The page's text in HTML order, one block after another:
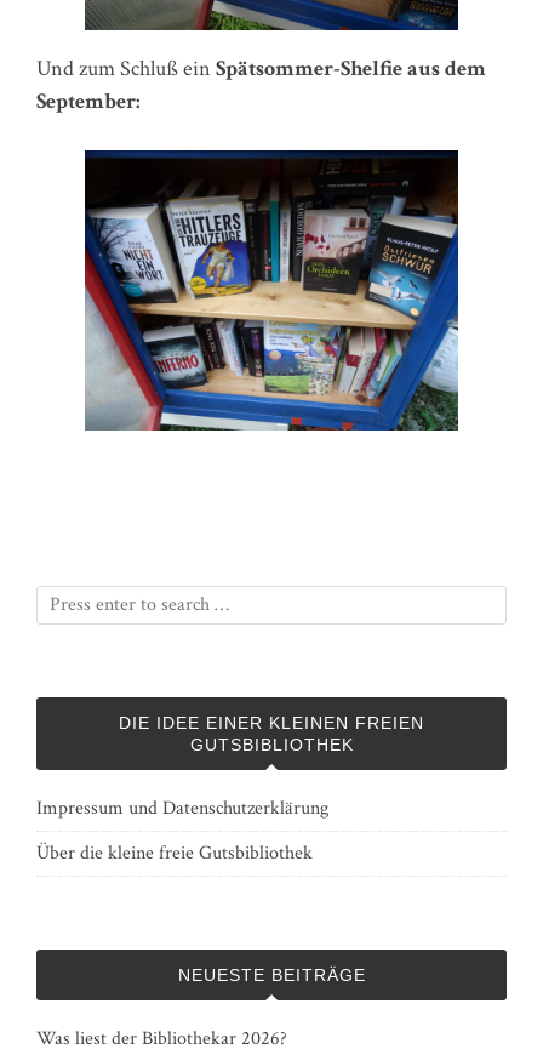
Und zum Schluß ein Spätsommer-Shelfie aus dem
September:
DIE IDEE EINER KLEINEN FREIEN
GUTSBIBLIOTHEK
Impressum und Datenschutzerklärung
Über die kleine freie Gutsbibliothek
NEUESTE BEITRÄGE
Was liest der Bibliothekar 2026?